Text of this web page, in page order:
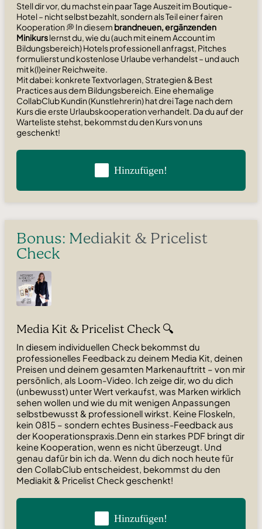
Stell dir vor, du machst ein paar Tage Auszeit im Boutique-
Hotel – nicht selbst bezahlt, sondern als Teil einer fairen
Kooperation 💭In diesem brandneuen, ergänzenden
Minikurslernst du, wie du (auch mit einem Account im
Bildungsbereich) Hotels professionell anfragst, Pitches
formulierst und kostenlose Urlaube verhandelst – und auch
mit k(l)einer Reichweite.
Mit dabei: konkrete Textvorlagen, Strategien & Best
Practices aus dem Bildungsbereich. Eine ehemalige
CollabClub Kundin (Kunstlehrerin) hat drei Tage nach dem
Kurs die erste Urlaubskooperation verhandelt. Da du auf der
Warteliste stehst, bekommst du den Kurs von uns
geschenkt!
Hinzufügen!
Bonus: Mediakit & Pricelist
Check
Media Kit & Pricelist Check 🔍
In diesem individuellen Check bekommst du
professionelles Feedback zu deinem Media Kit, deinen
Preisen und deinem gesamten Markenauftritt – von mir
persönlich, als Loom-Video. Ich zeige dir, wo du dich
(unbewusst) unter Wert verkaufst, was Marken wirklich
sehen wollen und wie du mit wenigen Anpassungen
selbstbewusst & professionell wirkst. Keine Floskeln,
kein 0815 – sondern echtes Business-Feedback aus
der Kooperationspraxis.Denn ein starkes PDF bringt dir
keine Kooperation, wenn es nicht überzeugt. Und
genau dafür bin ich da. Wenn du dich noch heute für
den CollabClub entscheidest, bekommst du den
Mediakit & Pricelist Check geschenkt!
Hinzufügen!